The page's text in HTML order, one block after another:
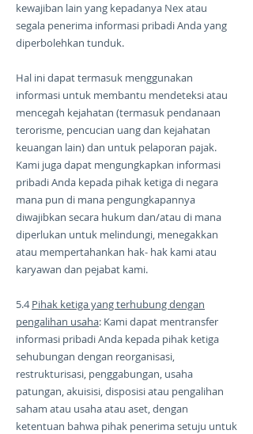
kewajiban lain yang kepadanya Nex atau
segala penerima informasi pribadi Anda yang
diperbolehkan tunduk.
Hal ini dapat termasuk menggunakan
informasi untuk membantu mendeteksi atau
mencegah kejahatan (termasuk pendanaan
terorisme, pencucian uang dan kejahatan
keuangan lain) dan untuk pelaporan pajak.
Kami juga dapat mengungkapkan informasi
pribadi Anda kepada pihak ketiga di negara
mana pun di mana pengungkapannya
diwajibkan secara hukum dan/atau di mana
diperlukan untuk melindungi, menegakkan
atau mempertahankan hak- hak kami atau
karyawan dan pejabat kami.
5.4Pihak ketiga yang terhubung dengan
pengalihan usaha: Kami dapat mentransfer
informasi pribadi Anda kepada pihak ketiga
sehubungan dengan reorganisasi,
restrukturisasi, penggabungan, usaha
patungan, akuisisi, disposisi atau pengalihan
saham atau usaha atau aset, dengan
ketentuan bahwa pihak penerima setuju untuk